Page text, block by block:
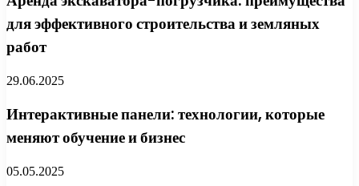
для эффективного строительства и земляных
работ
29.06.2025
Интерактивные панели: технологии, которые
меняют обучение и бизнес
05.05.2025